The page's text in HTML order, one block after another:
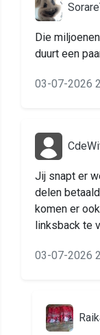
Die
duurt een
03-07-2026
Jij snapt er
delen
komen er
linksback te
03-07-2026